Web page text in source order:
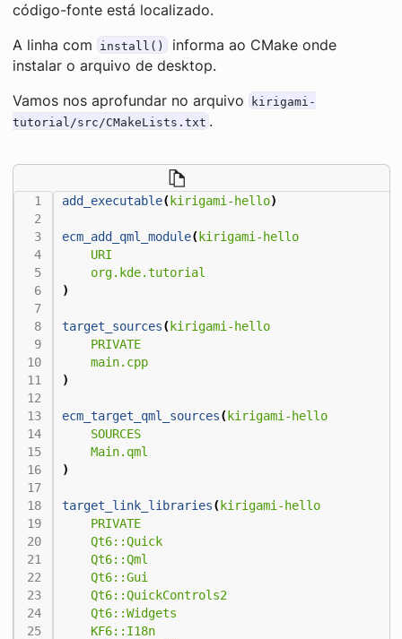
código-fonte está localizado.
A linha com install()
informa ao CMake onde
instalar o arquivo de desktop.
Vamos nos aprofundar no arquivo
kirigami-
tutorial/src/CMakeLists.txt .
add_executable( kirigami-hello)
ecm_add_qml_module( kirigami-hello
URI
org.kde.tutorial
)
target_sources( kirigami-hello
PRIVATE
main.cpp
)
ecm_target_qml_sources( kirigami-hello
SOURCES
Main.qml
)
target_link_libraries( kirigami-hello
PRIVATE
Qt6::Quick
Qt6::Qml
Qt6::Gui
Qt6::QuickControls2
Qt6::Widgets
KF6::I18n